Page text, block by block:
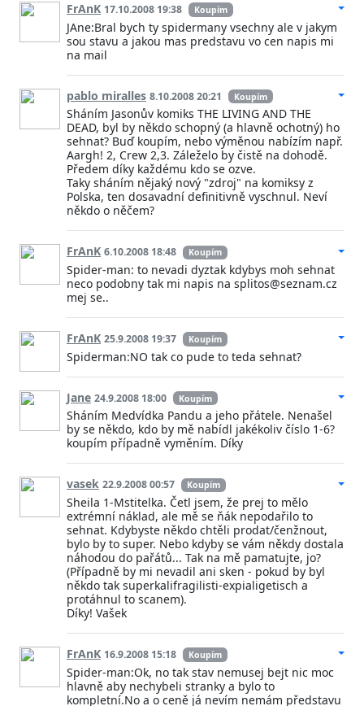
FrAnK 17.10.2008 19:38 Koupím
JAne:Bral bych ty spidermany vsechny ale v jakym
sou stavu a jakou mas predstavu vo cen napis mi
na mail
pablo miralles 8.10.2008 20:21 Koupím
Sháním Jasonův komiks THE LIVING AND THE
DEAD, byl by někdo schopný (a hlavně ochotný) ho
sehnat? Buď koupím, nebo výměnou nabízím např.
Aargh! 2, Crew 2,3. Záleželo by čistě na dohodě.
Předem díky každému kdo se ozve.
Taky sháním nějaký nový "zdroj" na komiksy z
Polska, ten dosavadní definitivně vyschnul. Neví
někdo o něčem?
FrAnK 6.10.2008 18:48 Koupím
Spider-man: to nevadi dyztak kdybys moh sehnat
neco podobny tak mi napis na splitos@seznam.cz
mej se..
FrAnK 25.9.2008 19:37 Koupím
Spiderman:NO tak co pude to teda sehnat?
Jane 24.9.2008 18:00 Koupím
Sháním Medvídka Pandu a jeho přátele. Nenašel
by se někdo, kdo by mě nabídl jakékoliv číslo 1-6?
koupím případně vyměním. Díky
vasek 22.9.2008 00:57 Koupím
Sheila 1-Mstitelka. Četl jsem, že prej to mělo
extrémní náklad, ale mě se ňák nepodařilo to
sehnat. Kdybyste někdo chtěli prodat/čenžnout,
bylo by to super. Nebo kdyby se vám někdy dostala
náhodou do pařátů... Tak na mě pamatujte, jo?
(Případně by mi nevadil ani sken - pokud by byl
někdo tak superkalifragilisti-expialigetisch a
protáhnul to scanem).
Díky! Vašek
FrAnK 16.9.2008 15:18 Koupím
Spider-man:Ok, no tak stav nemusej bejt nic moc
hlavně aby nechybeli stranky a bylo to
kompletní.No a o ceně já nevím nemám představu